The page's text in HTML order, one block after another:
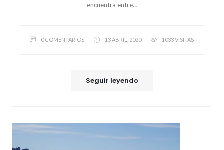
encuentra entre…
0 COMENTARIOS 13 ABRIL, 2020 1033 VISITAS
Seguir leyendo